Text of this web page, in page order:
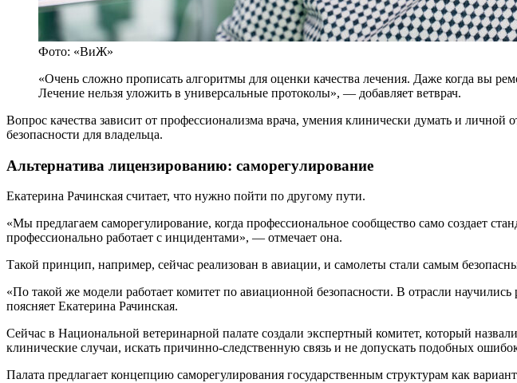
Фото: «ВиЖ»
«Очень сложно прописать алгоритмы для оценки качества лечения. Даже когда вы
Лечение нельзя уложить в универсальные протоколы», — добавляет ветврач.
Вопрос качества зависит от профессионализма врача, умения клинически думать и
безопасности для владельца.
Альтернатива лицензированию: саморегулирование
Екатерина Рачинская считает, что нужно пойти по другому пути.
«Мы предлагаем саморегулирование, когда профессиональное сообщество само создает
профессионально работает с инцидентами», — отмечает она.
Такой принцип, например, сейчас реализован в авиации, и самолеты стали самым
«По такой же модели работает комитет по авиационной безопасности. В отрасли
поясняет Екатерина Рачинская.
Сейчас в Национальной ветеринарной палате создали экспертный комитет, который
клинические случаи, искать причинно-следственную связь и не допускать подобных
Палата предлагает концепцию саморегулирования государственным структурам как